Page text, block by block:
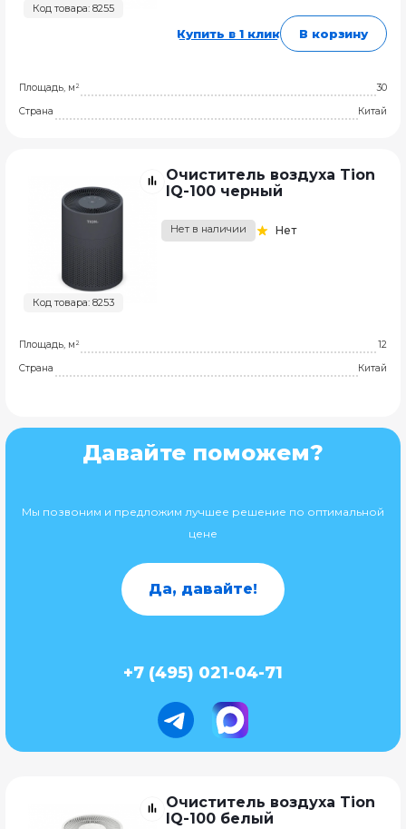
Код товара: 8255
Купить в 1 клик В корзину
Площадь, м²
30
Страна
Китай
Код товара: 8253
Очиститель воздуха Tion
IQ-100 черный
Нет в наличии Нет
Площадь, м²
12
Страна
Китай
Давайте поможем?
Мы позвоним и предложим лучшее решение по оптимальной
цене
Да, давайте!
+7 (495) 021-04-71
Очиститель воздуха Tion
IQ-100 белый